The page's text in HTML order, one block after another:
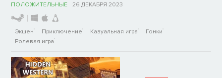
ПОЛОЖИТЕЛЬНЫЕ 26 ДЕКАБРЯ 2023
Экшен Приключение Казуальная игра
Гонки
Ролевая игра